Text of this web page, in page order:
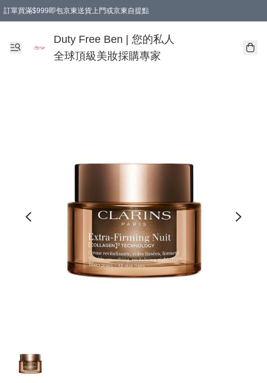
訂單買滿$999即包京東送貨上門或京東自提點
Duty Free Ben | 您的私人
全球頂級美妝採購專家